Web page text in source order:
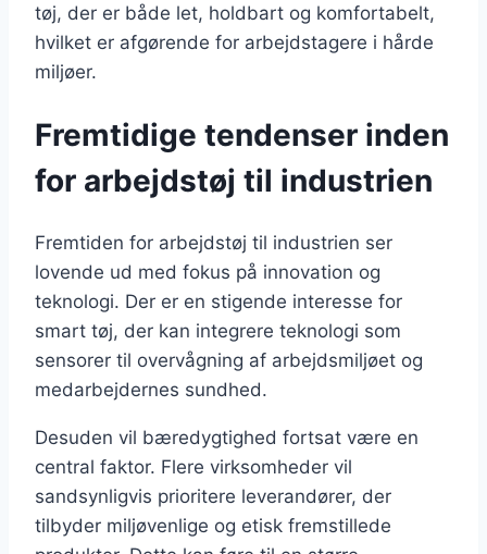
tøj, der er både let, holdbart og komfortabelt,
hvilket er afgørende for arbejdstagere i hårde
miljøer.
Fremtidige tendenser inden
for arbejdstøj til industrien
Fremtiden for arbejdstøj til industrien ser
lovende ud med fokus på innovation og
teknologi. Der er en stigende interesse for
smart tøj, der kan integrere teknologi som
sensorer til overvågning af arbejdsmiljøet og
medarbejdernes sundhed.
Desuden vil bæredygtighed fortsat være en
central faktor. Flere virksomheder vil
sandsynligvis prioritere leverandører, der
tilbyder miljøvenlige og etisk fremstillede